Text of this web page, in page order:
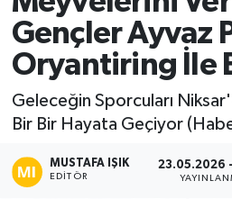
Gençler Ayvaz
Oryantiring İle
Geleceğin Sporcuları
Bir Bir Hayata Geçiyor
MUSTAFA IŞIK
EDITÖR
23.05.2026
Ekonomi
Sağlık
Tokat Haber